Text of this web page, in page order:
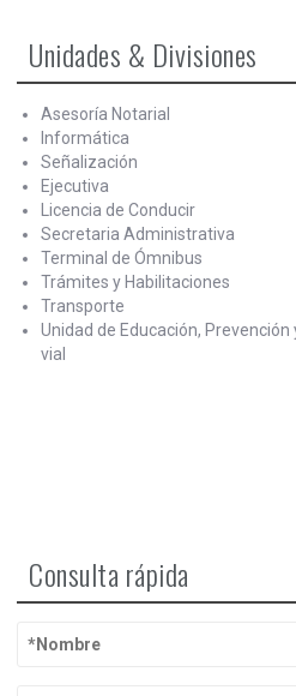
Unidades & Divisiones
Asesoría Notarial
Informática
Señalización
Ejecutiva
Licencia de Conducir
Secretaria Administrativa
Terminal de Ómnibus
Trámites y Habilitaciones
Transporte
Unidad de Educación,
vial
Consulta rápida